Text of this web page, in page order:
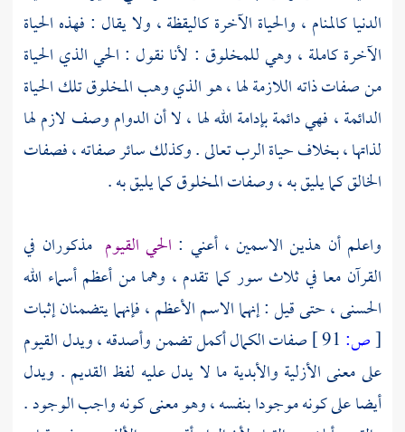
الدنيا كالمنام ، والحياة الآخرة كاليقظة ، ولا يقال : فهذه الحياة
الآخرة كاملة ، وهي للمخلوق : لأنا نقول : الحي الذي الحياة
من صفات ذاته اللازمة لها ، هو الذي وهب المخلوق تلك الحياة
الدائمة ، فهي دائمة بإدامة الله لها ، لا أن الدوام وصف لازم لها
لذاتها ، بخلاف حياة الرب تعالى . وكذلك سائر صفاته ، فصفات
الخالق كما يليق به ، وصفات المخلوق كما يليق به .
واعلم أن هذين الاسمين ، أعني : الحي القيوم مذكوران في
القرآن معا في ثلاث سور كما تقدم ، وهما من أعظم أسماء الله
الحسنى ، حتى قيل : إنهما الاسم الأعظم ، فإنهما يتضمنان إثبات
[ص:
صفات الكمال أكمل تضمن وأصدقه ، ويدل القيوم
على معنى الأزلية والأبدية ما لا يدل عليه لفظ القديم . ويدل
أيضا على كونه موجودا بنفسه ، وهو معنى كونه واجب الوجود .